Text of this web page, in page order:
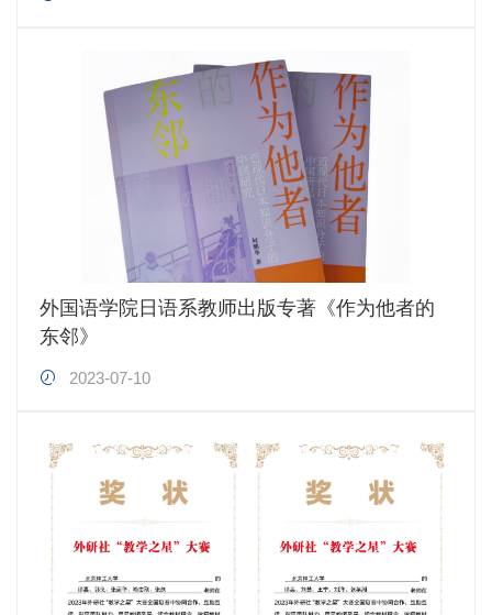
外国语学院日语系教师出版专著《作为他者的
东邻》
2023-07-10